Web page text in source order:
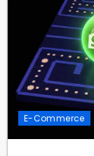
E-Commerce